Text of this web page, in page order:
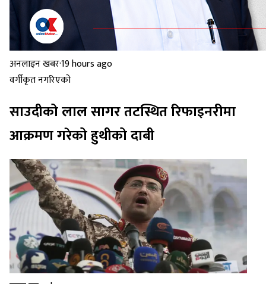
अनलाइन खबर·19 hours ago
वर्गीकृत नगरिएको
साउदीको लाल सागर तटस्थित रिफाइनरीमा
आक्रमण गरेको हुथीको दाबी